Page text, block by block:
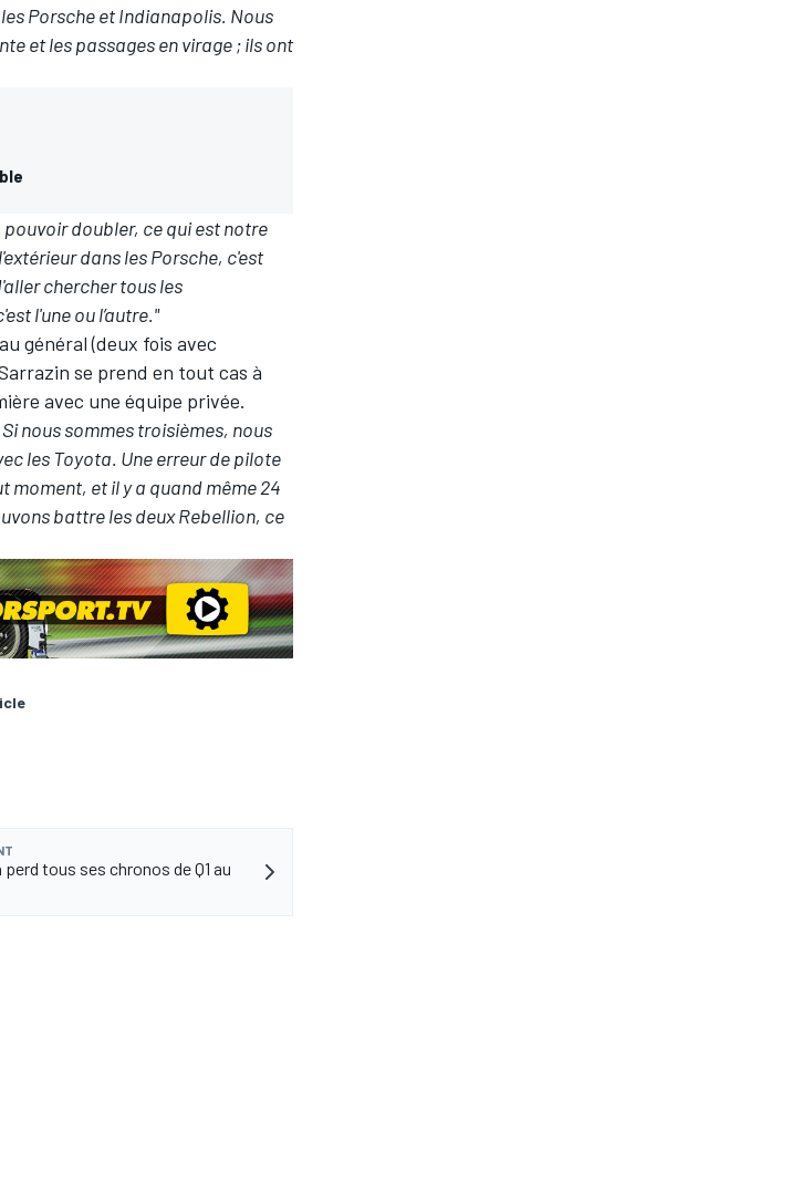
Porsche et Indianapolis. Nous
et les passages en virage ; ils ont
doubler, ce qui est notre
dans les Porsche, c'est
chercher tous les
l'une ou l’autre."
général (deux fois avec
se prend en tout cas à
avec une équipe privée.
nous sommes troisièmes, nous
les Toyota. Une erreur de pilote
moment, et il y a quand même 24
battre les deux Rebellion, ce
perd tous ses chronos de Q1 au